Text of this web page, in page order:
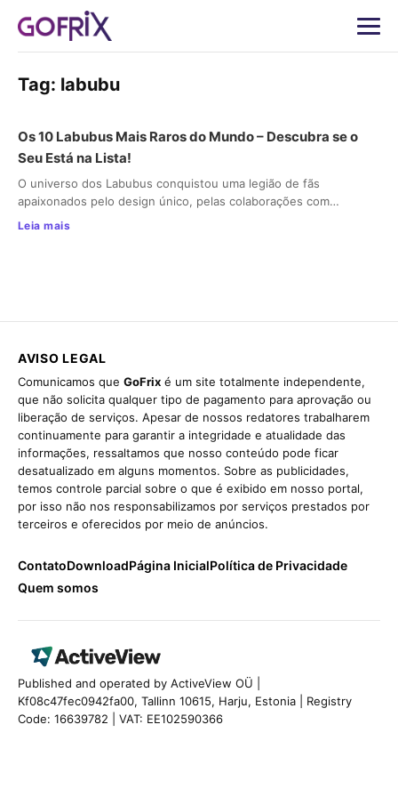
Tag: labubu
Os 10 Labubus Mais Raros do Mundo – Descubra se o
Seu Está na Lista!
O universo dos Labubus conquistou uma legião de fãs
apaixonados pelo design único, pelas colaborações com…
Leia mais
AVISO LEGAL
Comunicamos que GoFrix é um site totalmente independente,
que não solicita qualquer tipo de pagamento para aprovação ou
liberação de serviços. Apesar de nossos redatores trabalharem
continuamente para garantir a integridade e atualidade das
informações, ressaltamos que nosso conteúdo pode ficar
desatualizado em alguns momentos. Sobre as publicidades,
temos controle parcial sobre o que é exibido em nosso portal,
por isso não nos responsabilizamos por serviços prestados por
terceiros e oferecidos por meio de anúncios.
ContatoDownloadPágina InicialPolítica de Privacidade
Quem somos
Published and operated by ActiveView OÜ |
Kf08c47fec0942fa00, Tallinn 10615, Harju, Estonia | Registry
Code: 16639782 | VAT: EE102590366